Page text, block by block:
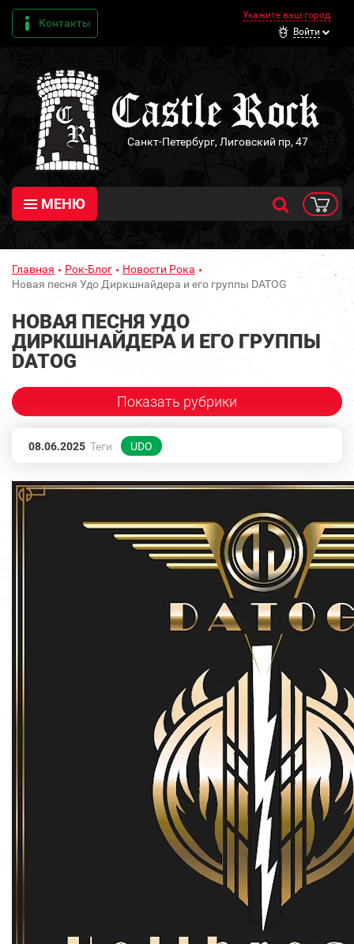
Контакты
Укажите ваш город
Войти
Санкт-Петербург, Лиговский пр, 47
МЕНЮ
Главная Рок-Блог
Новости Рока
Новая песня Удо Диркшнайдера и его группы DATOG
НОВАЯ ПЕСНЯ УДО
ДИРКШНАЙДЕРА И ЕГО ГРУППЫ
DATOG
Показать рубрики
08.06.2025 Теги UDO